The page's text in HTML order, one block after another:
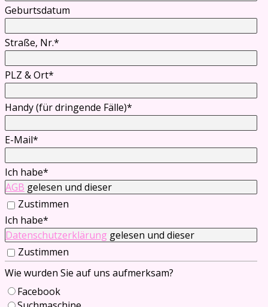
Geburtsdatum
Straße, Nr.*
PLZ & Ort*
Handy (für dringende Fälle)*
E-Mail*
Ich habe*
AGB gelesen und dieser
Zustimmen
Ich habe*
Datenschutzerklärung gelesen und dieser
Zustimmen
Wie wurden Sie auf uns aufmerksam?
Facebook